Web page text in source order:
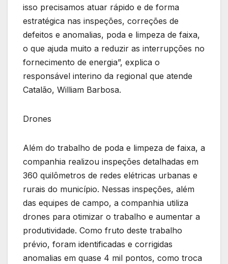
isso precisamos atuar rápido e de forma
estratégica nas inspeções, correções de
defeitos e anomalias, poda e limpeza de faixa,
o que ajuda muito a reduzir as interrupções no
fornecimento de energia”, explica o
responsável interino da regional que atende
Catalão, William Barbosa.
Drones
Além do trabalho de poda e limpeza de faixa, a
companhia realizou inspeções detalhadas em
360 quilômetros de redes elétricas urbanas e
rurais do município. Nessas inspeções, além
das equipes de campo, a companhia utiliza
drones para otimizar o trabalho e aumentar a
produtividade. Como fruto deste trabalho
prévio, foram identificadas e corrigidas
anomalias em quase 4 mil pontos, como troca